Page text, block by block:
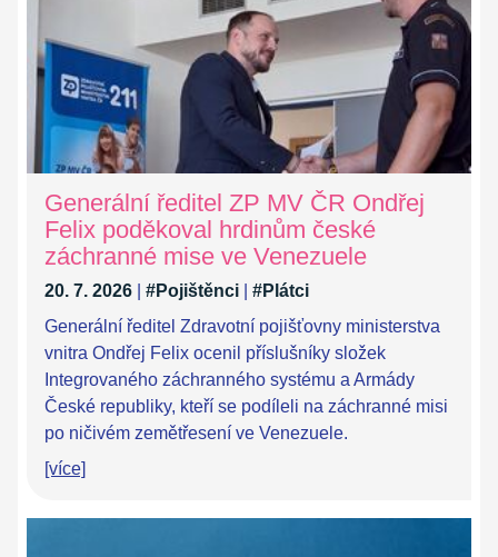
Generální ředitel ZP MV ČR Ondřej
Felix poděkoval hrdinům české
záchranné mise ve Venezuele
20. 7. 2026 #Pojištěnci
#Plátci
Generální ředitel Zdravotní pojišťovny ministerstva
vnitra Ondřej Felix ocenil příslušníky složek
Integrovaného záchranného systému a Armády
České republiky, kteří se podíleli na záchranné misi
po ničivém zemětřesení ve Venezuele.
[více]